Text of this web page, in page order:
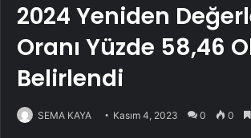
2024 Yeniden
Oranı Yüzde 58,46
Belirlendi
SEMA KAYA Kasım 4, 2023 0 0